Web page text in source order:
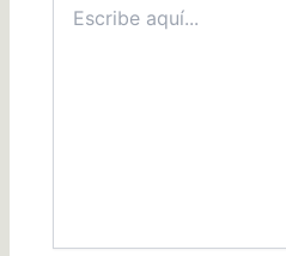
aquí...